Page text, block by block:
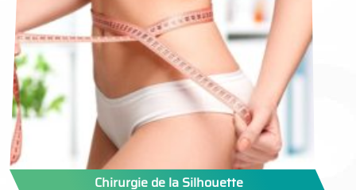
Chirurgie de la Silhouette